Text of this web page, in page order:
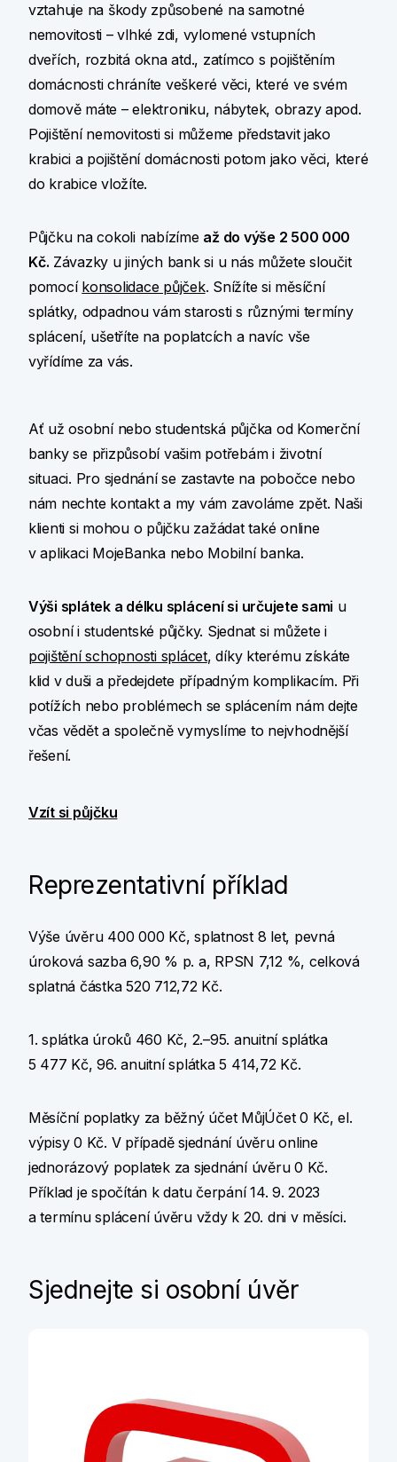
vztahuje na škody způsobené na samotné
nemovitosti – vlhké zdi, vylomené vstupních
dveřích, rozbitá okna atd., zatímco s pojištěním
domácnosti chráníte veškeré věci, které ve svém
domově máte – elektroniku, nábytek, obrazy apod.
Pojištění nemovitosti si můžeme představit jako
krabici a pojištění domácnosti potom jako věci, které
do krabice vložíte.
Půjčku na cokoli nabízíme až do výše 2 500 000
Kč. Závazky u jiných bank si u nás můžete sloučit
pomocí konsolidace půjček. Snížíte si měsíční
splátky, odpadnou vám starosti s různými termíny
splácení, ušetříte na poplatcích a navíc vše
vyřídíme za vás.
Ať už osobní nebo studentská půjčka od Komerční
banky se přizpůsobí vašim potřebám i životní
situaci. Pro sjednání se zastavte na pobočce nebo
nám nechte kontakt a my vám zavoláme zpět. Naši
klienti si mohou o půjčku zažádat také online
v aplikaci MojeBanka nebo Mobilní banka.
Výši splátek a délku splácení si určujete sami u
osobní i studentské půjčky. Sjednat si můžete i
pojištění schopnosti splácet, díky kterému získáte
klid v duši a předejdete případným komplikacím. Při
potížích nebo problémech se splácením nám dejte
včas vědět a společně vymyslíme to nejvhodnější
řešení.
Vzít si půjčku
Reprezentativní příklad
Výše úvěru 400 000 Kč, splatnost 8 let, pevná
úroková sazba 6,90 % p. a, RPSN 7,12 %, celková
splatná částka 520 712,72 Kč.
1. splátka úroků 460 Kč, 2.–95. anuitní splátka
5 477 Kč, 96. anuitní splátka 5 414,72 Kč.
Měsíční poplatky za běžný účet MůjÚčet 0 Kč, el.
výpisy 0 Kč. V případě sjednání úvěru online
jednorázový poplatek za sjednání úvěru 0 Kč.
Příklad je spočítán k datu čerpání 14. 9. 2023
a termínu splácení úvěru vždy k 20. dni v měsíci.
Sjednejte si osobní úvěr